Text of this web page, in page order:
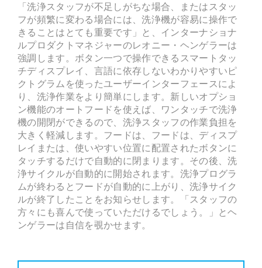
「洗浄スタッフが不足しがちな場合、またはスタッ
フが頻繁に変わる場合には、洗浄機が容易に操作で
きることはとても重要です」と、インターナショナ
ルプロダクトマネジャーのレオニー・ヘンゲラーは
強調します。ボタン一つで操作できるスマートタッ
チディスプレイ、言語に依存しないわかりやすいピ
クトグラムを使ったユーザーインターフェースによ
り、洗浄作業をより簡単にします。新しいオプショ
ン機能のオートフードを使えば、ワンタッチで洗浄
機の開閉ができるので、洗浄スタッフの作業負担を
大きく軽減します。フードは、フードは、ディスプ
レイまたは、使いやすい位置に配置されたボタンに
タッチするだけで自動的に閉まります。その後、洗
浄サイクルが自動的に開始されます。洗浄プログラ
ムが終わるとフードが自動的に上がり、洗浄サイク
ルが終了したことをお知らせします。「スタッフの
方々にも喜んで使っていただけるでしょう。」とヘ
ンゲラーは自信を覗かせます。